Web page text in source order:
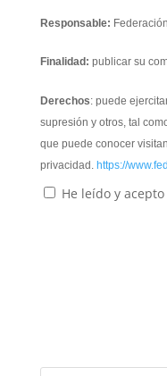
Responsable:
Finalidad: publicar su
Derechos: puede
supresión y otros, tal
que puede conocer
privacidad. https://
He leído y acepto